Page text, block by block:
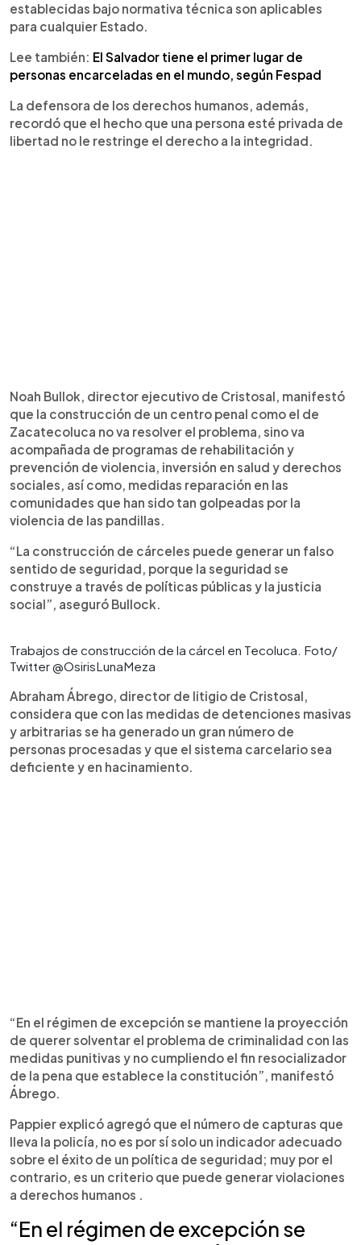
establecidas bajo normativa técnica son aplicables
para cualquier Estado.
Lee también: El Salvador tiene el primer lugar de
personas encarceladas en el mundo, según Fespad
La defensora de los derechos humanos, además,
recordó que el hecho que una persona esté privada de
libertad no le restringe el derecho a la integridad.
Noah Bullok, director ejecutivo de Cristosal, manifestó
que la construcción de un centro penal como el de
Zacatecoluca no va resolver el problema, sino va
acompañada de programas de rehabilitación y
prevención de violencia, inversión en salud y derechos
sociales, así como, medidas reparación en las
comunidades que han sido tan golpeadas por la
violencia de las pandillas.
“La construcción de cárceles puede generar un falso
sentido de seguridad, porque la seguridad se
construye a través de políticas públicas y la justicia
social”, aseguró Bullock.
Trabajos de construcción de la cárcel en Tecoluca. Foto/
Twitter @OsirisLunaMeza
Abraham Ábrego, director de litigio de Cristosal,
considera que con las medidas de detenciones masivas
y arbitrarias se ha generado un gran número de
personas procesadas y que el sistema carcelario sea
deficiente y en hacinamiento.
“En el régimen de excepción se mantiene la proyección
de querer solventar el problema de criminalidad con las
medidas punitivas y no cumpliendo el fin resocializador
de la pena que establece la constitución”, manifestó
Ábrego.
Pappier explicó agregó que el número de capturas que
lleva la policía, no es por sí solo un indicador adecuado
sobre el éxito de un política de seguridad; muy por el
contrario, es un criterio que puede generar violaciones
a derechos humanos .
“En el régimen de excepción se